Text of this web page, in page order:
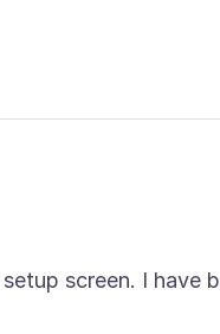
screen. I have